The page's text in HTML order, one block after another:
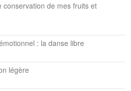
de mes fruits et
: la danse libre
légère